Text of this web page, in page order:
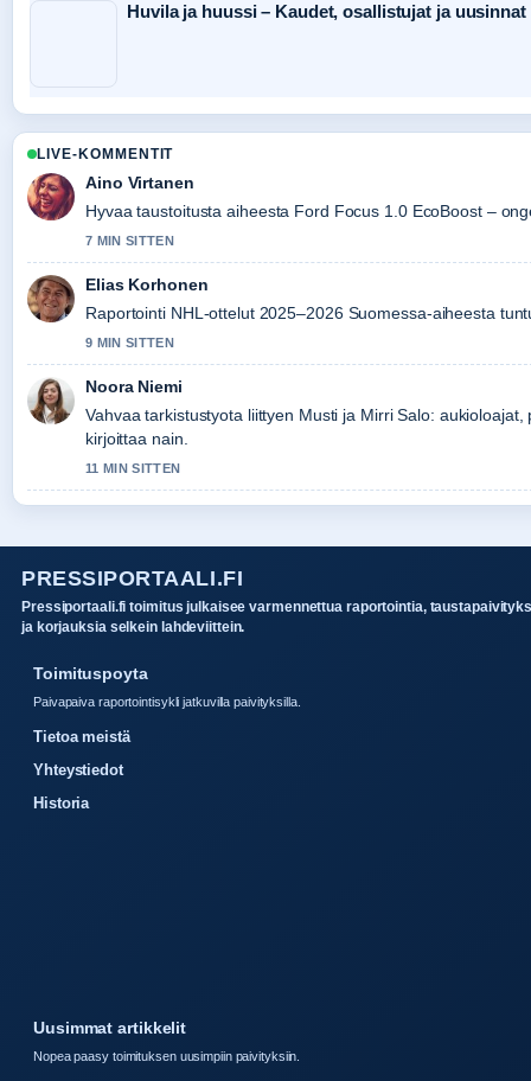
Huvila ja huussi – Kaudet, osallistujat ja uusinnat
LIVE-KOMMENTIT
Aino Virtanen
Hyvaa taustoitusta aiheesta Ford Focus 1.0 EcoBoost –
7 MIN SITTEN
Elias Korhonen
Raportointi NHL-ottelut 2025–2026 Suomessa-aiheesta
9 MIN SITTEN
Noora Niemi
Vahvaa tarkistustyota liittyen Musti ja Mirri Salo:
kirjoittaa nain.
11 MIN SITTEN
PRESSIPORTAALI.FI
Pressiportaali.fi toimitus julkaisee varmennettua raportointia,
ja korjauksia selkein lahdeviittein.
Toimituspoyta
Paivapaiva raportointisykli jatkuvilla paivityksilla.
Tietoa meistä
Yhteystiedot
Historia
Uusimmat artikkelit
Nopea paasy toimituksen uusimpiin paivityksiin.